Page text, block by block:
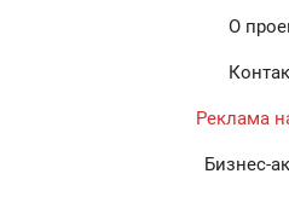
О
Реклама
Бизнес-